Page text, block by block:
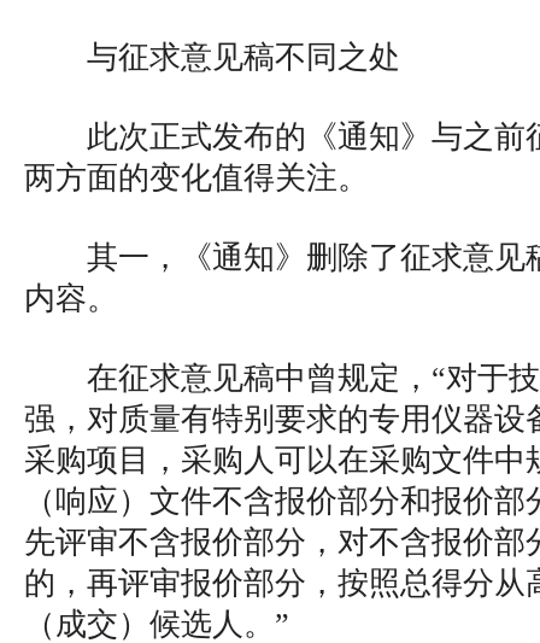
与征求意见稿不同之处
此次正式发布的《通知》与之前
两方面的变化值得关注。
其一，《通知》删除了征求意见
内容。
在征求意见稿中曾规定，“对于
强，对质量有特别要求的专用仪器设
采购项目，采购人可以在采购文件中
（响应）文件不含报价部分和报价
先评审不含报价部分，对不含报价部
的，再评审报价部分，按照总得分从
（成交）候选人。”